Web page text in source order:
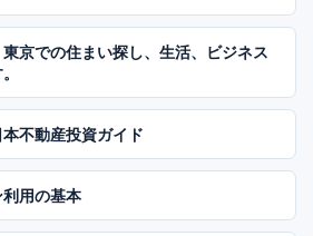
での住まい探し、生活、ビジネス
不動産投資ガイド
用の基本